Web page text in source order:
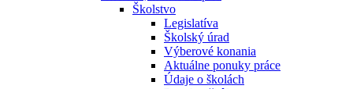
Školstvo
Legislatíva
Školský úrad
Výberové konania
Aktuálne ponuky práce
Údaje o školách